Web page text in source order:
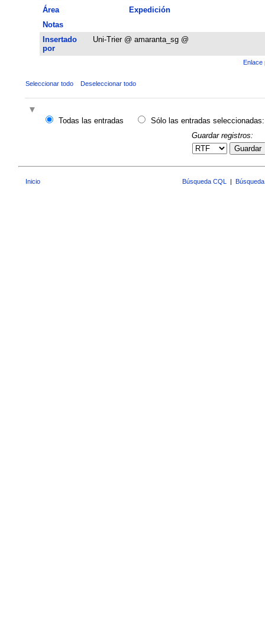
Área
Expedición
Notas
Insertado
por
Uni-Trier @ amaranta_sg @
Enlace
Seleccionar todo Deseleccionar todo
Todas las entradas
Sólo las entradas seleccionadas:
Guardar registros:
Guardar
Inicio Búsqueda CQL